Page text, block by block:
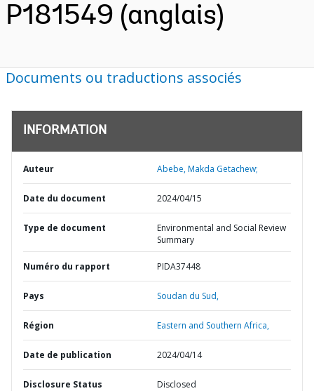
P181549 (anglais)
Documents ou traductions associés
INFORMATION
Auteur Abebe, Makda Getachew;
Date du document 2024/04/15
Type de document
Environmental and Social Review
Summary
Numéro du rapport PIDA37448
Pays Soudan du Sud,
Région Eastern and Southern Africa,
Date de publication 2024/04/14
Disclosure Status Disclosed